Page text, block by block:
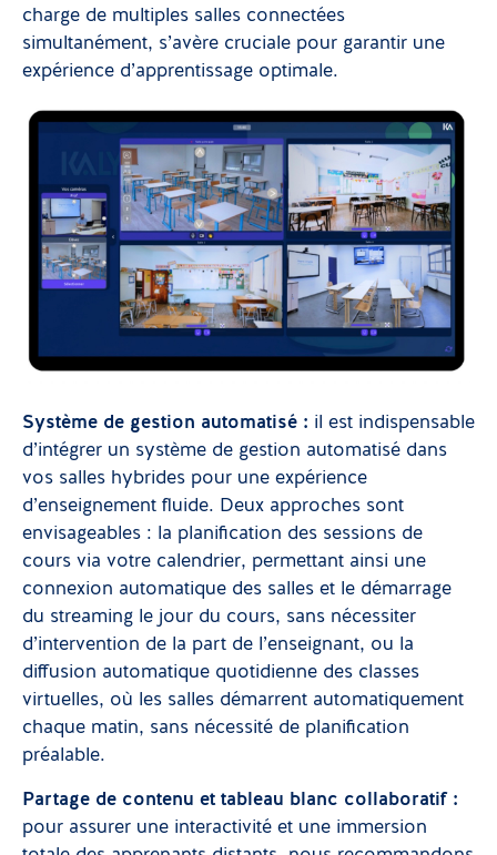
charge de multiples salles connectées
simultanément, s’avère cruciale pour garantir une
expérience d’apprentissage optimale.
Système de gestion automatisé : il est indispensable
d’intégrer un système de gestion automatisé dans
vos salles hybrides pour une expérience
d’enseignement fluide. Deux approches sont
envisageables : la planification des sessions de
cours via votre calendrier, permettant ainsi une
connexion automatique des salles et le démarrage
du streaming le jour du cours, sans nécessiter
d’intervention de la part de l’enseignant, ou la
diffusion automatique quotidienne des classes
virtuelles, où les salles démarrent automatiquement
chaque matin, sans nécessité de planification
préalable.
Partage de contenu et tableau blanc collaboratif :
pour assurer une interactivité et une immersion